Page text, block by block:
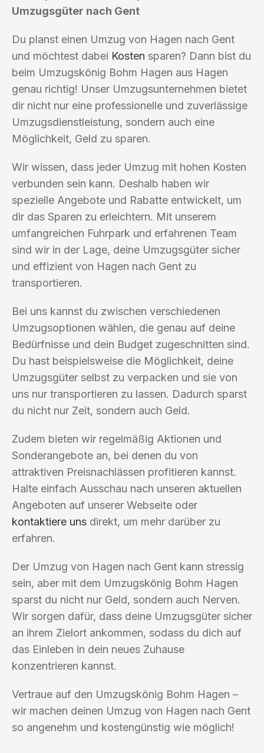
Umzugsgüter nach Gent
Du planst einen Umzug von Hagen nach Gent
und möchtest dabei Kosten sparen? Dann bist du
beim Umzugskönig Bohm Hagen aus Hagen
genau richtig! Unser Umzugsunternehmen bietet
dir nicht nur eine professionelle und zuverlässige
Umzugsdienstleistung, sondern auch eine
Möglichkeit, Geld zu sparen.
Wir wissen, dass jeder Umzug mit hohen Kosten
verbunden sein kann. Deshalb haben wir
spezielle Angebote und Rabatte entwickelt, um
dir das Sparen zu erleichtern. Mit unserem
umfangreichen Fuhrpark und erfahrenen Team
sind wir in der Lage, deine Umzugsgüter sicher
und effizient von Hagen nach Gent zu
transportieren.
Bei uns kannst du zwischen verschiedenen
Umzugsoptionen wählen, die genau auf deine
Bedürfnisse und dein Budget zugeschnitten sind.
Du hast beispielsweise die Möglichkeit, deine
Umzugsgüter selbst zu verpacken und sie von
uns nur transportieren zu lassen. Dadurch sparst
du nicht nur Zeit, sondern auch Geld.
Zudem bieten wir regelmäßig Aktionen und
Sonderangebote an, bei denen du von
attraktiven Preisnachlässen profitieren kannst.
Halte einfach Ausschau nach unseren aktuellen
Angeboten auf unserer Webseite oder
kontaktiere uns direkt, um mehr darüber zu
erfahren.
Der Umzug von Hagen nach Gent kann stressig
sein, aber mit dem Umzugskönig Bohm Hagen
sparst du nicht nur Geld, sondern auch Nerven.
Wir sorgen dafür, dass deine Umzugsgüter sicher
an ihrem Zielort ankommen, sodass du dich auf
das Einleben in dein neues Zuhause
konzentrieren kannst.
Vertraue auf den Umzugskönig Bohm Hagen –
wir machen deinen Umzug von Hagen nach Gent
so angenehm und kostengünstig wie möglich!